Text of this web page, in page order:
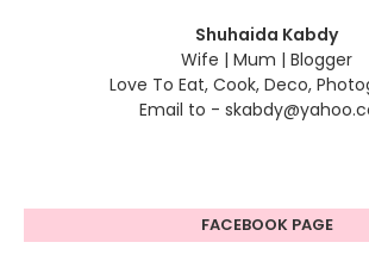
Shuhaida Kabdy
Wife | Mum | Blogger
Love To Eat, Cook, Deco,
Email to -
FACEBOOK PAGE